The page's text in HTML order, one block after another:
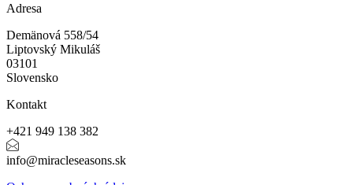
Adresa
Demänová 558/54
Liptovský Mikuláš
03101
Slovensko
Kontakt
+421 949 138 382
info@miracleseasons.sk